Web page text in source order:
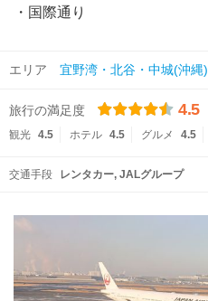
・国際通り
エリア 宜野湾・北谷・中城(沖縄)
旅行の満足度 4.5
観光 4.5 ホテル 4.5 グルメ 4.5
交通手段 レンタカー JALグループ